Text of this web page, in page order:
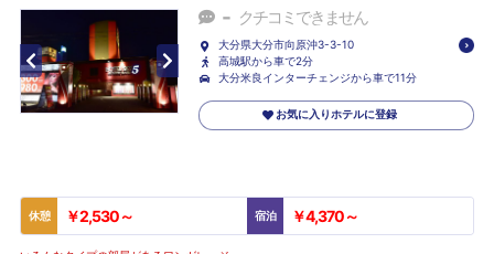
- クチコミできません
大分県大分市向原沖3-3-10
高城駅から車で2分
大分米良インターチェンジから車で11分
お気に入りホテルに登録
休憩 ￥2,530～ 宿泊 ￥4,370～